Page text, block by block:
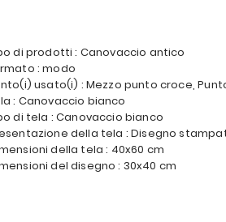
di prodotti : Canovaccio antico
: modo
usato(i) : Mezzo punto croce,
: Canovaccio bianco
di tela : Canovaccio bianco
della tela : Disegno
della tela : 40x60 cm
del disegno : 30x40 cm